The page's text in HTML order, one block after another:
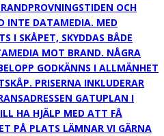
OCH
INTE DATAMEDIA. MED
I SKÅPET, SKYDDAS BÅDE
MOT BRAND. NÅGRA
GODKÄNNS I ALLMÄNHET
PRISERNA INKLUDERAR
GATUPLAN I
HA HJÄLP MED ATT FÅ
PÅ PLATS LÄMNAR VI GÄRNA